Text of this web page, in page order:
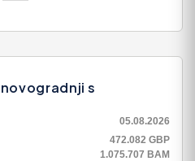
novogradnji s
05.08.2026
472.082 GBP
1.075.707 BAM